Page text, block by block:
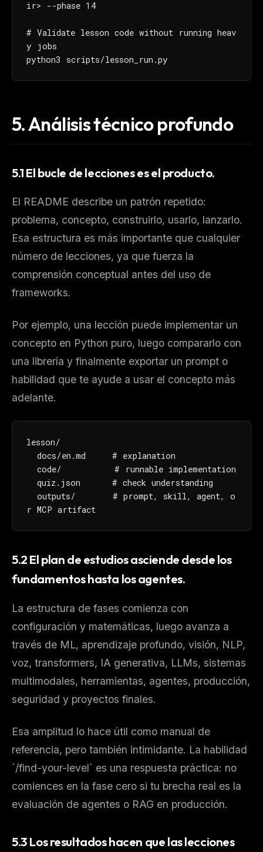
ir> --phase 14
# Validate lesson code without running heav
y jobs
python3 scripts/lesson_run.py
5.Análisis técnico profundo
5.1 El bucle de lecciones es el producto.
El README describe un patrón repetido:
problema, concepto, construirlo, usarlo, lanzarlo.
Esa estructura es más importante que cualquier
número de lecciones, ya que fuerza la
comprensión conceptual antes del uso de
frameworks.
Por ejemplo, una lección puede implementar un
concepto en Python puro, luego compararlo con
una librería y finalmente exportar un prompt o
habilidad que te ayude a usar el concepto más
adelante.
lesson/
r MCP artifact
5.2 El plan de estudios asciende desde los
fundamentos hasta los agentes.
La estructura de fases comienza con
configuración y matemáticas, luego avanza a
través de ML, aprendizaje profundo, visión, NLP,
voz, transformers, IA generativa, LLMs, sistemas
multimodales, herramientas, agentes, producción,
seguridad y proyectos finales.
Esa amplitud lo hace útil como manual de
referencia, pero también intimidante. La habilidad
`/find-your-level` es una respuesta práctica: no
comiences en la fase cero si tu brecha real es la
evaluación de agentes o RAG en producción.
5.3 Los resultados hacen que las lecciones
The weekly digest for
Curated MCP picks, agent skills, rules, and LLM
workflow updates — one email, no noise.
Email address
No spam. Unsubscribe in one click.